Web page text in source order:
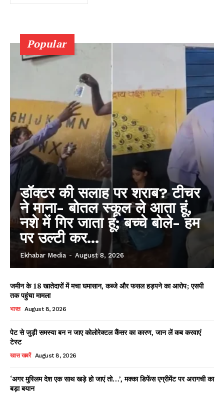
Popular
डॉक्टर की सलाह पर शराब? टीचर
ने माना- बोतल स्कूल ले आता हूं,
नशे में गिर जाता हूं; बच्चे बोले- हम
पर उल्टी कर...
Ekhabar Media - August 8, 2026
जमीन के 18 खातेदारों में मचा घमासान, कब्जे और फसल हड़पने का आरोप; एसपी
तक पहुंचा मामला
भारत August 8, 2026
पेट से जुड़ी समस्या बन न जाए कोलोरेक्टल कैंसर का कारण, जान लें कब करवाएं
टेस्ट
खास खबरें August 8, 2026
‘अगर मुस्लिम देश एक साथ खड़े हो जाएं तो…’, मक्का डिफेंस एग्रीमेंट पर अरागची का
बड़ा बयान